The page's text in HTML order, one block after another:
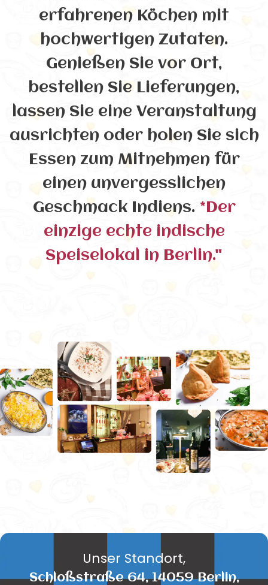
erfahrenen Köchen mit
hochwertigen Zutaten.
Genießen Sie vor Ort,
bestellen Sie Lieferungen,
lassen Sie eine Veranstaltung
ausrichten oder holen Sie sich
Essen zum Mitnehmen für
einen unvergesslichen
Geschmack Indiens. *Der
einzige echte indische
Speiselokal in Berlin."
Unser Standort,
Schloßstraße 64, 14059 Berlin,